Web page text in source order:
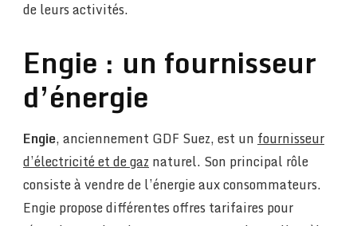
de leurs activités.
Engie : un fournisseur
d’énergie
Engie, anciennement GDF Suez, est un fournisseur
d’électricité et de gaz naturel. Son principal rôle
consiste à vendre de l’énergie aux consommateurs.
Engie propose différentes offres tarifaires pour